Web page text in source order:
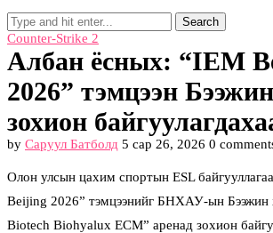
Search
Counter-Strike 2
Албан ёсных: “IEM
2026” тэмцээн
зохион
by Саруул Батболд 5 сар 26, 2026 0
Олон улсын цахим спортын ESL
Beijing 2026” тэмцээнийг БНХАУ-ын Бээжин
Biotech Biohyalux ECM” аренад зохион